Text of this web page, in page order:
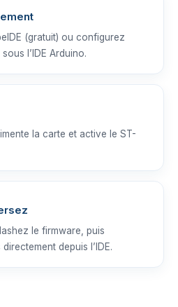
(gratuit) ou configurez
l’IDE Arduino.
la carte et active le ST-
le firmware, puis
depuis l’IDE.